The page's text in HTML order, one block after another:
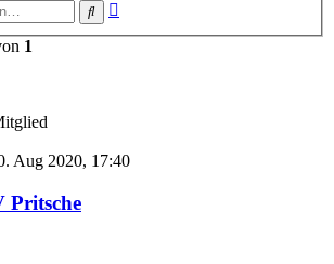
Suche
1
Aug 2020, 17:40
Pritsche